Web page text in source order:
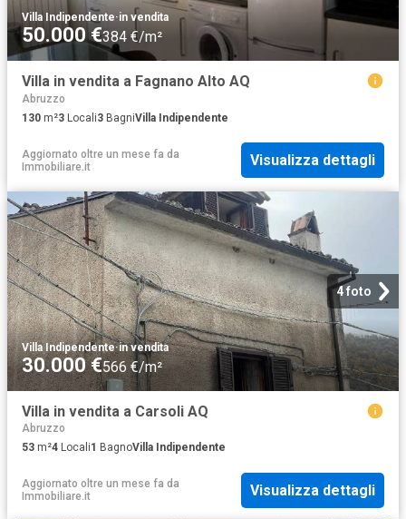
Villa Indipendente·in vendita
50.000 €384 €/m²
Villa in vendita a Fagnano Alto AQ
Abruzzo
130 m²3 Locali3 BagniVilla Indipendente
Aggiornato oltre un mese fa da
Immobiliare.it
Visualizza dettagli
4 foto
Villa Indipendente·in vendita
30.000 €566 €/m²
Villa in vendita a Carsoli AQ
Abruzzo
53 m²4 Locali1 BagnoVilla Indipendente
Aggiornato oltre un mese fa da
Immobiliare.it
Visualizza dettagli